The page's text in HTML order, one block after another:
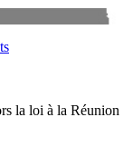
la loi à la Réunion